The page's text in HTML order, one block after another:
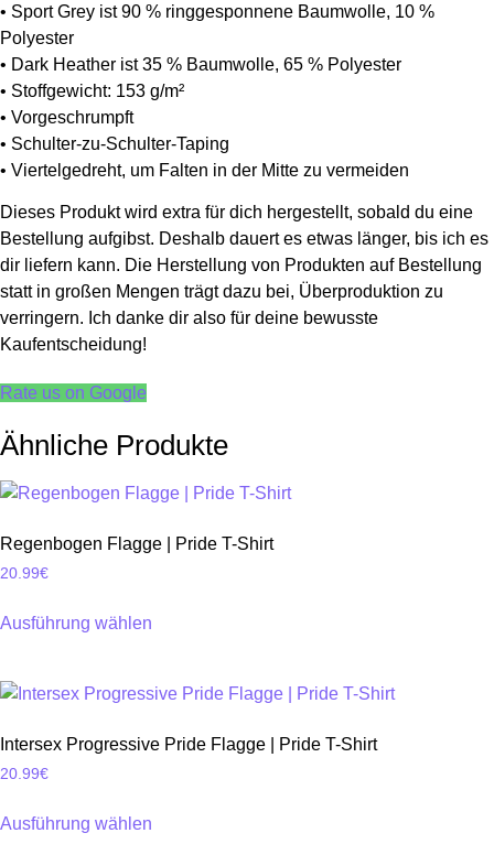
• Sport Grey ist 90 % ringgesponnene Baumwolle, 10 %
Polyester
• Dark Heather ist 35 % Baumwolle, 65 % Polyester
• Stoffgewicht: 153 g/m²
• Vorgeschrumpft
• Schulter-zu-Schulter-Taping
• Viertelgedreht, um Falten in der Mitte zu vermeiden
Dieses Produkt wird extra für dich hergestellt, sobald du eine
Bestellung aufgibst. Deshalb dauert es etwas länger, bis ich es
dir liefern kann. Die Herstellung von Produkten auf Bestellung
statt in großen Mengen trägt dazu bei, Überproduktion zu
verringern. Ich danke dir also für deine bewusste
Kaufentscheidung!
Rate us on Google
Ähnliche Produkte
Regenbogen Flagge | Pride T-Shirt
20.99€
Ausführung wählen
weist
Varianten
auf.
Optionen
Intersex Progressive Pride Flagge | Pride T-Shirt
20.99€
Ausführung wählen